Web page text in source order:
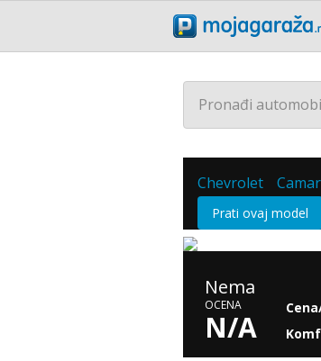
Pronađi
Chevrolet
Prati ovaj model
Nema
OCENA
N/A